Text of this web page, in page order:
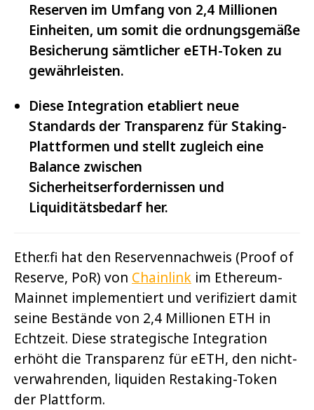
Reserven im Umfang von 2,4 Millionen
Einheiten, um somit die ordnungsgemäße
Besicherung sämtlicher eETH-Token zu
gewährleisten.
Diese Integration etabliert neue
Standards der Transparenz für Staking-
Plattformen und stellt zugleich eine
Balance zwischen
Sicherheitserfordernissen und
Liquiditätsbedarf her.
Ether.fi hat den Reservennachweis (Proof of
Reserve, PoR) von Chainlink im Ethereum-
Mainnet implementiert und verifiziert damit
seine Bestände von 2,4 Millionen ETH in
Echtzeit. Diese strategische Integration
erhöht die Transparenz für eETH, den nicht-
verwahrenden, liquiden Restaking-Token
der Plattform.